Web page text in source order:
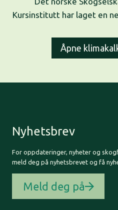
Kursinstitutt har laget en
Åpne
Nyhetsbrev
For oppdateringer, nyheter og
meld deg på nyhetsbrevet og få
Meld deg på